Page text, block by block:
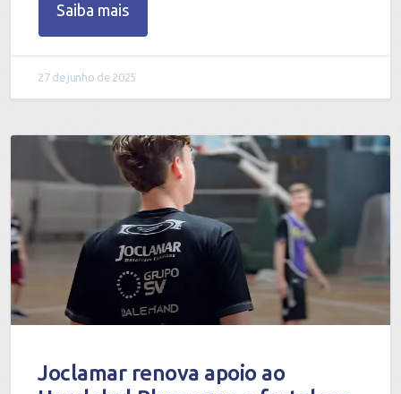
Saiba mais
27 de junho de 2025
Joclamar renova apoio ao